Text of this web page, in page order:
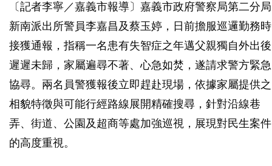
〔記者李寧／嘉義市報導〕嘉義市政府警察局第二分局
新南派出所警員李嘉昌及蔡玉婷，日前擔服巡邏勤務時
接獲通報，指稱一名患有失智症之年邁父親獨自外出後
遲遲未歸，家屬遍尋不著、心急如焚，遂請求警方緊急
協尋。兩名員警獲報後立即趕赴現場，依據家屬提供之
相貌特徵與可能行經路線展開精確搜尋，針對沿線巷
弄、街道、公園及超商等處加強巡視，展現對民生案件
的高度重視。